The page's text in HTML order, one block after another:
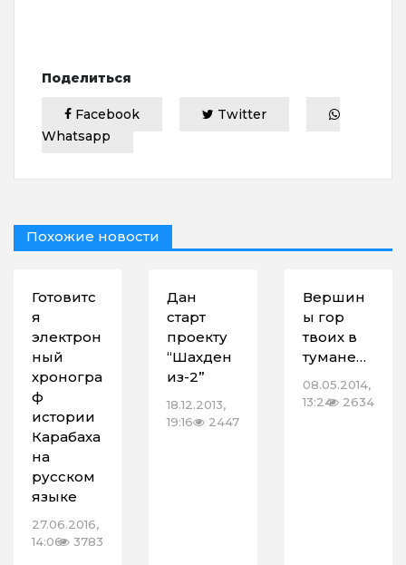
Поделиться
Facebook
Twitter
Whatsapp
Похожие новости
Готовитс
я
электрон
ный
хроногра
ф
истории
Карабаха
на
русском
языке
27.06.2016,
14:06
3783
Дан
старт
проекту
“Шахден
из-2”
18.12.2013,
19:16
2447
Вершин
ы гор
твоих в
тумане…
08.05.2014,
13:24 2634